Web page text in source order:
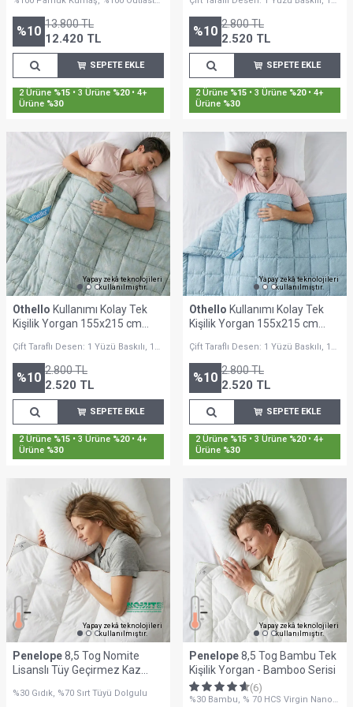
Serisi
%10 13.800TL
12.420 TL
SEPETE EKLE
Sepette %30'a Varan İndirim
%10 2.800TL
2.520 TL
SEPETE EKLE
Sepette %30'a Varan İndirim
Yapay zekâ teknolojileri
kullanılmıştır.
Othello Kullanımı Kolay Tek
Kişilik Yorgan 155x215 cm
Çift Taraflı Desen: 1 Yüzü Baskılı, 1
%10 2.800TL
2.520 TL
SEPETE EKLE
Sepette %30'a Varan İndirim
Yapay zekâ teknolojileri
kullanılmıştır.
Othello Kullanımı Kolay Tek
Kişilik Yorgan 155x215 cm
Çift Taraflı Desen: 1 Yüzü Baskılı, 1
%10 2.800TL
2.520 TL
SEPETE EKLE
Sepette %30'a Varan İndirim
Yapay zekâ teknolojileri
kullanılmıştır.
Penelope8,5 Tog Nomite
Lisanslı Tüy Geçirmez Kaz
Bronze Serisi
%30 Gıdık, %70 Sırt Tüyü Dolgulu
Yapay zekâ teknolojileri
kullanılmıştır.
Penelope8,5 Tog Bambu Tek
Kişilik Yorgan - Bamboo Serisi
(6)
%30 Bambu, % 70 HCS Virgin Nano